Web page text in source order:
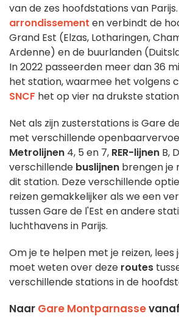
van de zes hoofdstations van
arrondissement en verbindt de
Grand Est (Elzas, Lotharingen,
Ardenne) en de buurlanden
In 2022 passeerden meer dan 36
het station, waarmee het volgens
SNCF het op vier na drukste station
Net als zijn zusterstations is Gare
met verschillende
Metrolijnen 4, 5 en 7, RER-lijnen B,
verschillende buslijnen brengen je
dit station. Deze verschillende
reizen gemakkelijker als we een
tussen Gare de l'Est en andere
luchthavens in Parijs.
Om je te helpen met je reizen, lees
moet weten over deze routes
verschillende stations in de
Naar Gare Montparnasse